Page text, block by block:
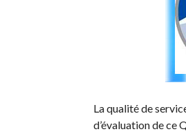
La qualité de
d’évaluation de ce